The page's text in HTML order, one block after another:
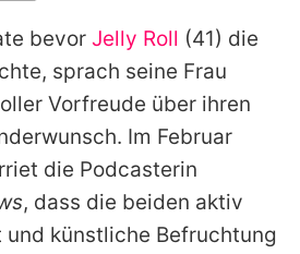
auf Promiflash
Jobs
runterladen
Team
Richtlinien
bevor Jelly Roll (41) die
sprach seine Frau
Vorfreude über ihren
Im Februar
die Podcasterin
, dass die beiden aktiv
künstliche Befruchtung